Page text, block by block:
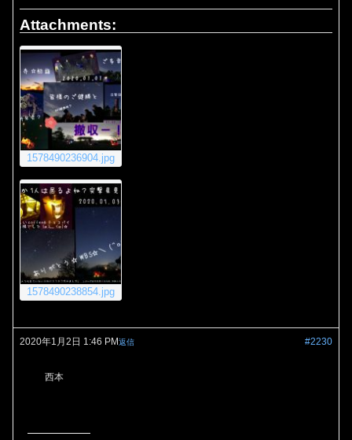
Attachments:
1578490236904.jpg
1578490238854.jpg
2020年1月2日 1:46 PM #2230
返信
西本